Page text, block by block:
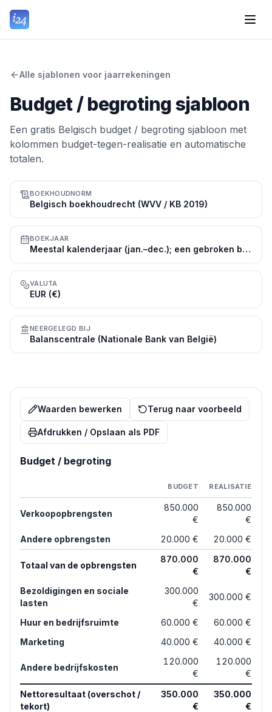
Alle sjablonen voor jaarrekeningen
Budget / begroting sjabloon
Een gratis Belgisch budget / begroting sjabloon met
kolommen budget-tegen-realisatie en automatische
totalen.
BOEKHOUDNORM
Belgisch boekhoudrecht (WVV / KB 2019)
BOEKJAAR
Meestal kalenderjaar (jan.–dec.); een gebroken boekjaar is toegestaan
VALUTA
EUR (€)
NEERGELEGD BIJ
Balanscentrale (Nationale Bank van België)
Waarden bewerken Terug naar voorbeeld
Afdrukken / Opslaan als PDF
Budget / begroting
BUDGET REALISATIE
Verkoopopbrengsten
850.000
€
850.000
€
Andere opbrengsten
20.000 € 20.000 €
Totaal van de opbrengsten
870.000
€
870.000
€
Bezoldigingen en sociale
lasten
300.000
€
300.000 €
Huur en bedrijfsruimte 60.000 €
60.000 €
Marketing
40.000 € 40.000 €
Andere bedrijfskosten
120.000
€
120.000
€
Nettoresultaat (overschot /
tekort)
350.000
€
350.000
€